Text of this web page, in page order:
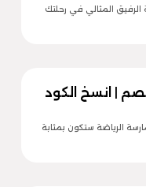
الرفيق المثالي في رحلتك
| انسخ الكود
الرياضة ستكون بمثابة